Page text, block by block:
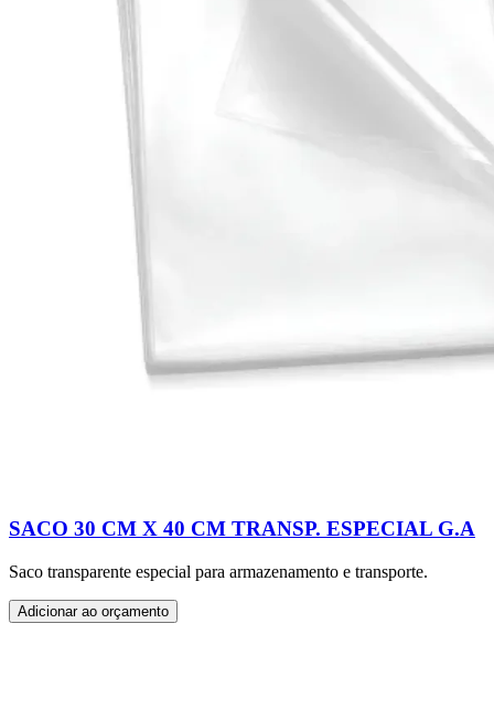
SACO 30 CM X 40 CM TRANSP. ESPECIAL G.A
Saco transparente especial para armazenamento e transporte.
Adicionar ao orçamento